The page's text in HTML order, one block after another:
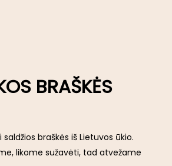
BRAŠKĖS
saldžios braškės iš Lietuvos ūkio.
likome sužavėti, tad atvežame